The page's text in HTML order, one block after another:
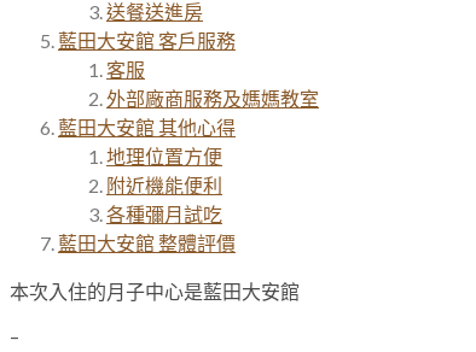
送餐送進房
藍田大安館 客戶服務
客服
外部廠商服務及媽媽教室
藍田大安館 其他心得
地理位置方便
附近機能便利
各種彌月試吃
藍田大安館 整體評價
本次入住的月子中心是藍田大安館
–